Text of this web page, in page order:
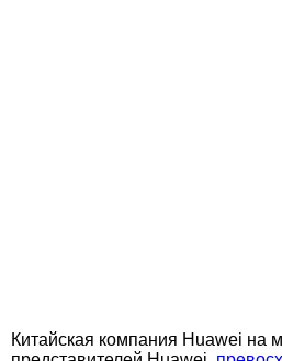
Китайская компания Huawei на